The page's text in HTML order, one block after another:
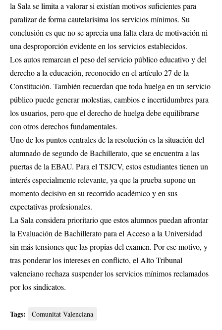
la Sala se limita a valorar si existían motivos suficientes para
paralizar de forma cautelarísima los servicios mínimos. Su
conclusión es que no se aprecia una falta clara de motivación ni
una desproporción evidente en los servicios establecidos.
Los autos remarcan el peso del servicio público educativo y del
derecho a la educación, reconocido en el artículo 27 de la
Constitución. También recuerdan que toda huelga en un servicio
público puede generar molestias, cambios e incertidumbres para
los usuarios, pero que el derecho de huelga debe equilibrarse
con otros derechos fundamentales.
Uno de los puntos centrales de la resolución es la situación del
alumnado de segundo de Bachillerato, que se encuentra a las
puertas de la EBAU. Para el TSJCV, estos estudiantes tienen un
interés especialmente relevante, ya que la prueba supone un
momento decisivo en su recorrido académico y en sus
expectativas profesionales.
La Sala considera prioritario que estos alumnos puedan afrontar
la Evaluación de Bachillerato para el Acceso a la Universidad
sin más tensiones que las propias del examen. Por ese motivo, y
tras ponderar los intereses en conflicto, el Alto Tribunal
valenciano rechaza suspender los servicios mínimos reclamados
por los sindicatos.
Tags: Comunitat Valenciana